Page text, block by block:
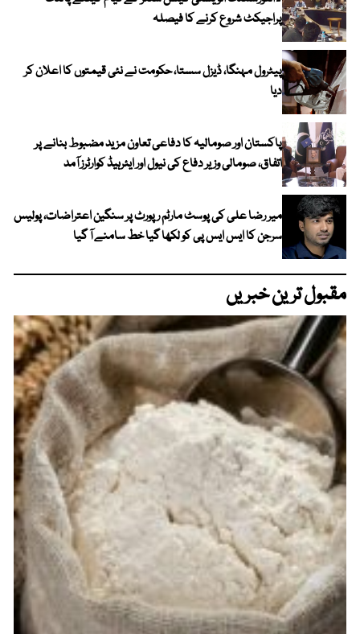
پراجیکٹ شروع کرنے کا فیصلہ
پیٹرول مہنگا، ڈیزل سستا، حکومت نے نئی قیمتوں کا اعلان کر
دیا
پاکستان اور صومالیہ کا دفاعی تعاون مزید مضبوط بنانے پر
اتفاق، صومالی وزیر دفاع کی نیول اور ایئرہیڈ کوارٹرز آمد
میر رضا علی کی پوسٹ مارٹم رپورٹ پر سنگین اعتراضات، پولیس
سرجن کا ایس ایس پی کو لکھا گیا خط سامنے آ گیا
مقبول ترین خبریں